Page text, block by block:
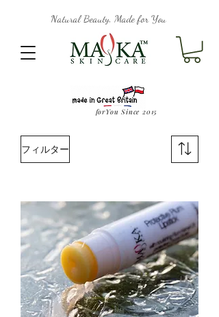
forYou Since 2015
Natural Beauty, Made for You
フィルター